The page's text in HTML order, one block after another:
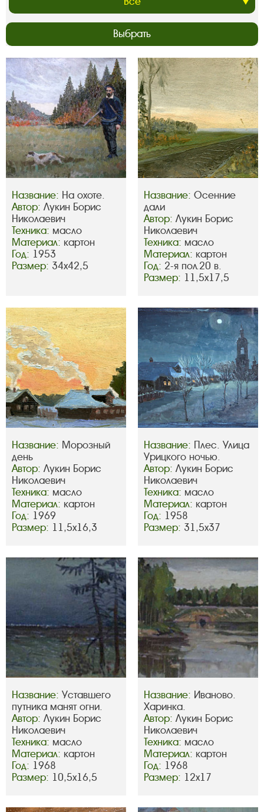
Выбрать
Название: На охоте.
Автор: Лукин Борис
Николаевич
Техника: масло
Материал: картон
Год: 1953
Размер: 34х42,5
Название: Осенние
дали
Автор: Лукин Борис
Николаевич
Техника: масло
Материал: картон
Год: 2-я пол.20 в.
Размер: 11,5х17,5
Название: Морозный
день
Автор: Лукин Борис
Николаевич
Техника: масло
Материал: картон
Год: 1969
Размер: 11,5х16,3
Название: Плес. Улица
Урицкого ночью.
Автор: Лукин Борис
Николаевич
Техника: масло
Материал: картон
Год: 1958
Размер: 31,5х37
Название: Уставшего
путника манят огни.
Автор: Лукин Борис
Николаевич
Техника: масло
Материал: картон
Год: 1968
Размер: 10,5х16,5
Название: Иваново.
Харинка.
Автор: Лукин Борис
Николаевич
Техника: масло
Материал: картон
Год: 1968
Размер: 12х17